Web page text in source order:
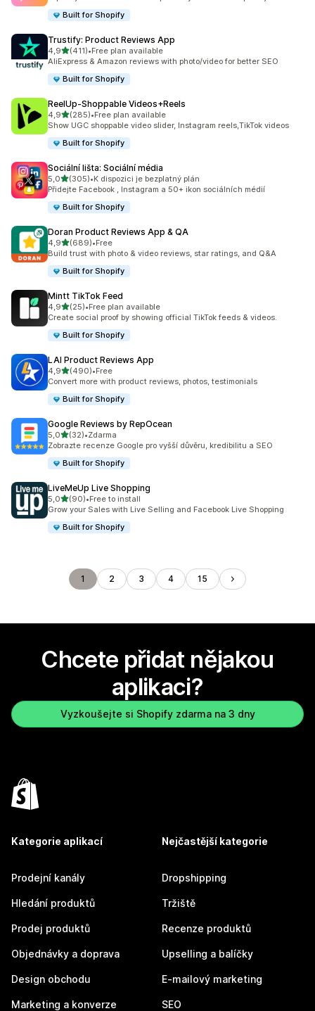
Built for Shopify
Trustify: Product Reviews App
4,9z 5 hvězd
(411)
Celkový počet recenzí: 411
•Free plan available
AliExpress & Amazon reviews with photo/video for better SEO
Built for Shopify
ReelUp‑Shoppable Videos+Reels
4,9z 5 hvězd
(285)
Celkový počet recenzí: 285
•Free plan available
Show UGC shoppable video slider, Instagram reels,TikTok videos
Built for Shopify
Sociální lišta: Sociální média
5,0z 5 hvězd
(305)
Celkový počet recenzí: 305
•K dispozici je bezplatný plán
Přidejte Facebook , Instagram a 50+ ikon sociálních médií
Built for Shopify
Doran Product Reviews App & QA
4,9z 5 hvězd
(689)
Celkový počet recenzí: 689
•Free
Build trust with photo & video reviews, star ratings, and Q&A
Built for Shopify
Mintt TikTok Feed
4,9z 5 hvězd
(25)
Celkový počet recenzí: 25
•Free plan available
Create social proof by showing official TikTok feeds & videos.
Built for Shopify
LAI Product Reviews App
4,9z 5 hvězd
(490)
Celkový počet recenzí: 490
•Free
Convert more with product reviews, photos, testimonials
Built for Shopify
Google Reviews by RepOcean
5,0z 5 hvězd
(32)
Celkový počet recenzí: 32
•Zdarma
Zobrazte recenze Google pro vyšší důvěru, kredibilitu a SEO
Built for Shopify
LiveMeUp Live Shopping
5,0z 5 hvězd
(90)
Celkový počet recenzí: 90
•Free to install
Grow your Sales with Live Selling and Facebook Live Shopping
Built for Shopify
1 2 3 4 15
Chcete přidat nějakou
aplikaci?
Vyzkoušejte si Shopify zdarma na 3 dny
Kategorie aplikací
Prodejní kanály
Hledání produktů
Prodej produktů
Objednávky a doprava
Design obchodu
Marketing a konverze
Nejčastější kategorie
Dropshipping
Tržiště
Recenze produktů
Upselling a balíčky
E-mailový marketing
SEO